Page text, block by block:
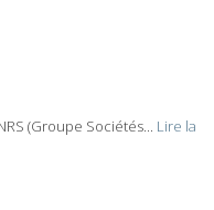
(Groupe Sociétés... Lire la